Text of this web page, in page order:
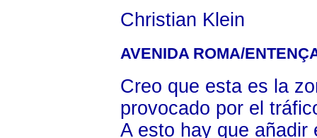
Christian Klein
AVENIDA ROMA/
Creo que esta es la
provocado por el
A esto hay que añadir